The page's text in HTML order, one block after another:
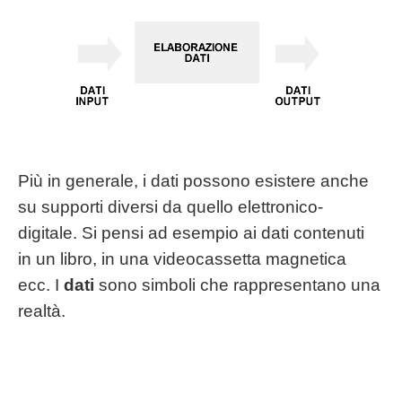
Più in generale, i dati possono esistere anche
su supporti diversi da quello elettronico-
digitale. Si pensi ad esempio ai dati contenuti
in un libro, in una videocassetta magnetica
ecc. I dati sono simboli che rappresentano una
realtà.